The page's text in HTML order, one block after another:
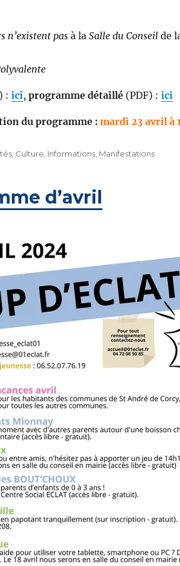
n’existent pasà la Salle du Conseilde
: ici, programme détaillé(PDF) : ici
du programme: mardi 23 avril à
, Culture Informations, Manifestations
d’avril